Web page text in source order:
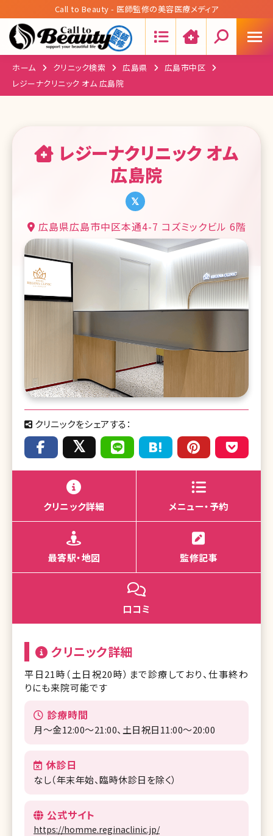
Call to Beauty - 医師監修の美容医療メディア
ホーム クリニック検索 広島県
広島市中区
レジーナクリニック オム 広島院
レジーナクリニック オム
広島院
広島県広島市中区本通4-7 コズミックビル 6階
クリニックをシェアする：
クリニック詳細 メニュー・予約
最寄駅・地図 監修記事
口コミ
クリニック詳細
平日21時（土日祝20時）まで診療しており、仕事終わ
りにも来院可能です
診療時間
月～金12:00～21:00、土日祝日11:00～20:00
休診日
なし（年末年始、臨時休診日を除く）
公式サイト
https://homme.reginaclinic.jp/